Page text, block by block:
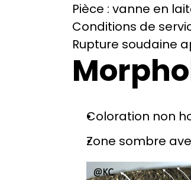
Pièce : vanne en
Conditions de
Rupture soudaine
Coloration non
Zone sombre